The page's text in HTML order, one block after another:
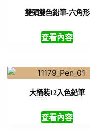
雙頭雙色鉛筆-六角形
查看內容
大桶裝12入色鉛筆
查看內容